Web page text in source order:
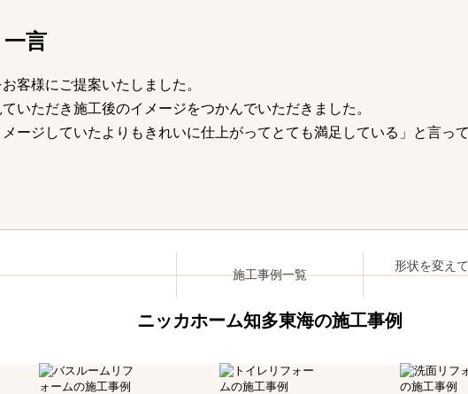
言
客様にご提案いたしました。
いただき施工後のイメージをつかんでいただきました。
ージしていたよりもきれいに仕上がってとても満足している」と言っ
形状を変え
施工事例一覧
ニッカホーム知多東海の施工事例